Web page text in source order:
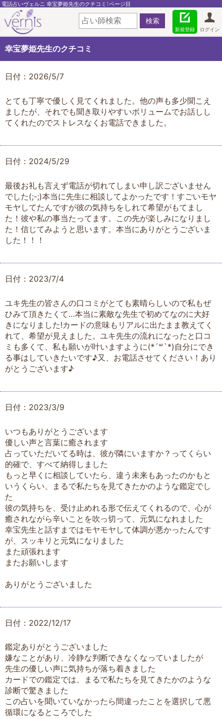
電話占いヴェルニ 幸宝夢姫先生のクチコミ1ページ目
ログイン
新規登録
幸宝夢姫先生のクチコミ
日付：2026/5/7
とても丁寧で優しく見てくれました。他の声も多少聞こえ
ましたが、それでも聞き取りやすいボリュームでお話しし
てくれたのでストレスなくお電話できました。
日付：2024/5/29
最後お礼も言えず電話が切れてしまい申し訳ございません
でした(;-;)本当に先生に相談してよかったです！すごいモヤ
モヤしてたんですが彼の気持ちをしれて希望がもてまし
た！彼や私の事当たってます。この先が楽しみになりまし
た！信じてみようと思います。本当にありがとうございま
した！！！
日付：2023/7/4
ユキ先生の皆さんの口コミがとても素晴らしいので私もぜ
ひみて頂きたくて…本当に素敵な先生で初めてなのに大好
きになりました!カードの意味もリアルに出たまま教えてく
れて、希望が見えました。ユキ先生の流れになったと口コ
ミも多くて、私も願いが叶いますように(*´꒳`*)自分にでき
る事はしていきたいです♪又、お電話させてください！あり
がとうございます♪
日付：2023/3/9
いつもありがとうございます
優しい声と言葉に癒されます
占っていただいてる時は、彼が隣にいますか？ってくらい
的確で、すべて納得しました
もっと早くに相談していたら、違う未来もあったのかもと
いうくらい、まるで私たちを見てきたかのような鑑定でし
た
彼の気持ちを、受け止めれる形で伝えてくれるので、心が
癒されながら辛いことを吹っ切って、元気になれました
幸宝先生と話すまではモヤモヤして体調が悪かったんです
が、スッキリと元気になりました
また頑張れます
またお願いします
ありがとうございました
日付：2022/12/17
鑑定ありがとうございました
嫌なことがあり、冷静な判断できなくなっていましたが
先生の優しい声に気持ちが落ち着きました
カードでの鑑定では、まるで私たちを見てきたかのような
診断で驚きました
この占いを聞いていなかったら間違ったことを選択して悪
循環になるところでした